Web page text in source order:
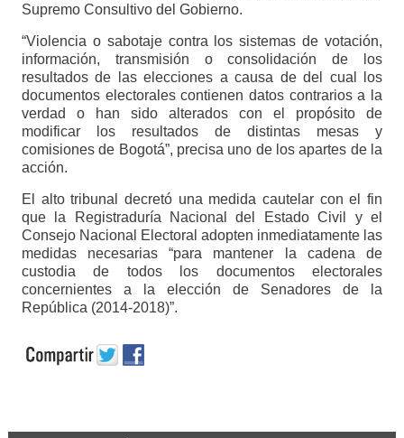
Supremo Consultivo del Gobierno.
“Violencia o sabotaje contra los sistemas de votación,
información, transmisión o consolidación de los
resultados de las elecciones a causa de del cual los
documentos electorales contienen datos contrarios a la
verdad o han sido alterados con el propósito de
modificar los resultados de distintas mesas y
comisiones de Bogotá”, precisa uno de los apartes de la
acción.
El alto tribunal decretó una medida cautelar con el fin
que la Registraduría Nacional del Estado Civil y el
Consejo Nacional Electoral adopten inmediatamente las
medidas necesarias “para mantener la cadena de
custodia de todos los documentos electorales
concernientes a la elección de Senadores de la
República (2014-2018)”.